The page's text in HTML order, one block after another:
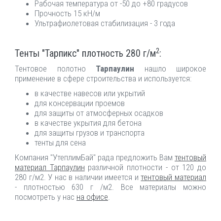
Рабочая температура от -50 до +80 градусов
Прочность 15 кН/м
Ультрафиолетовая стабилизация - 3 года
Тенты "Тарпикс" плотность 280 г/м2:
Тентовое полотно Тарпаулин нашло широкое
применение в сфере строительства и используется:
в качестве навесов или укрытий
для консервации проемов
для защиты от атмосферных осадков
в качестве укрытия для бетона
для защиты грузов и транспорта
тенты для сена
Компания "УтеплимБай" рада предложить Вам тентовый
материал Тарпаулин различной плотности - от 120 до
280 г/м2. У нас в наличии имеется итентовый материал
- плотностью 630 г /м2. Все материалы можно
посмотреть у нас на офисе.